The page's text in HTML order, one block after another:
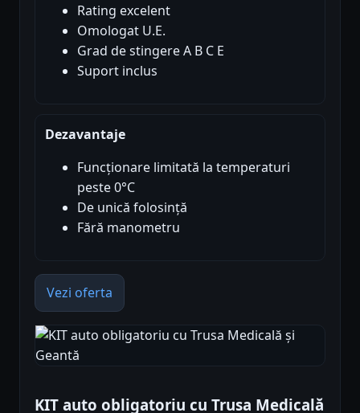
Rating excelent
Omologat U.E.
Grad de stingere A B C E
Suport inclus
Dezavantaje
Funcționare limitată la temperaturi
peste 0°C
De unică folosință
Fără manometru
Vezi oferta
KIT auto obligatoriu cu Trusa Medicală